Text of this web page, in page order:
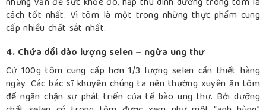
cách tốt nhất. Vì tôm là một trong những thực phẩm cung
cấp nhiều chất sắt nhất.
4. Chứa dồi dào lượng selen – ngừa ung thư
Cứ 100g tôm cung cấp hơn 1/3 lượng selen cần thiết hàng
ngày. Các bác sĩ khuyên chúng ta nên thường xuyên ăn tôm
để ngăn chặn sự phát triển của tế bào ung thư. Bởi dưỡng